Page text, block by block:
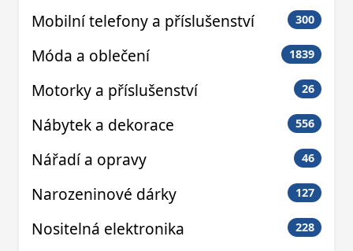
Mobilní telefony a příslušenství 300
Móda a oblečení 1839
Motorky a příslušenství 26
Nábytek a dekorace 556
Nářadí a opravy 46
Narozeninové dárky 127
Nositelná elektronika 228